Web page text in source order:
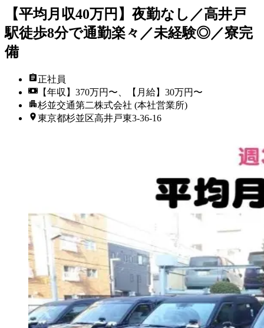
【平均月収40万円】夜勤なし／高井戸
駅徒歩8分で通勤楽々／未経験◎／寮完
備
正社員
【年収】370万円〜、【月給】30万円〜
杉並交通第二株式会社 (本社営業所)
東京都杉並区高井戸東3‐36‐16